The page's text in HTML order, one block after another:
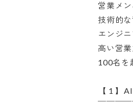
営業メ
技術的
エンジ
高い営
100名を
【 1 】